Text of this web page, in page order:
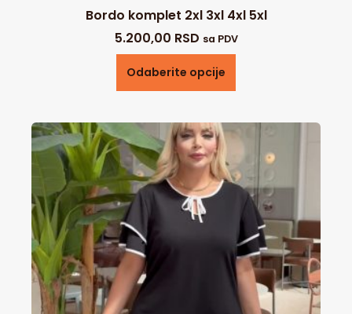
Bordo komplet 2xl 3xl 4xl 5xl
5.200,00 RSD sa PDV
Odaberite opcije